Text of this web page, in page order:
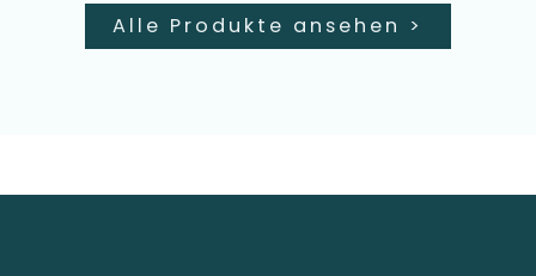
Alle Produkte ansehen >